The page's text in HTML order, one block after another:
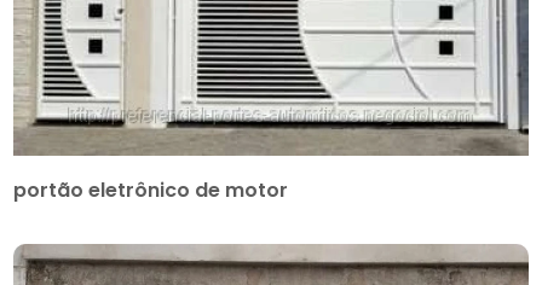
portão eletrônico de motor